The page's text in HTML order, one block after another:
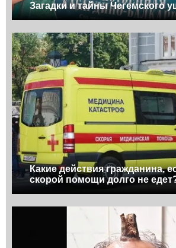
Загадки и тайны Чегемского
Какие действия гражданина,
скорой помощи долго не